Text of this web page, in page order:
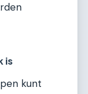
is
kunt